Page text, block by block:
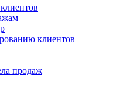
клиентов
продаж